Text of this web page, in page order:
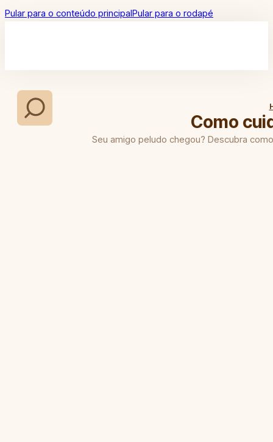
Pular para o conteúdo principalPular para o rodapé
Como
Seu amigo peludo chegou? Descubra